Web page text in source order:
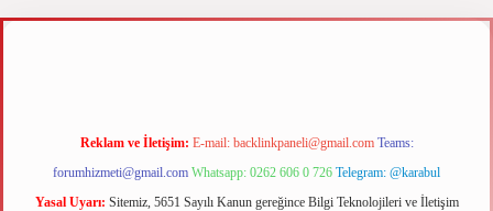
m elexbet
Reklam ve İletişim: E-mail: backlinkpaneli@gmail.com Teams:
forumhizmeti@gmail.com Whatsapp: 0262 606 0 726 Telegram: @karabul
Yasal Uyarı: Sitemiz, 5651 Sayılı Kanun gereğince Bilgi Teknolojileri ve İletişim